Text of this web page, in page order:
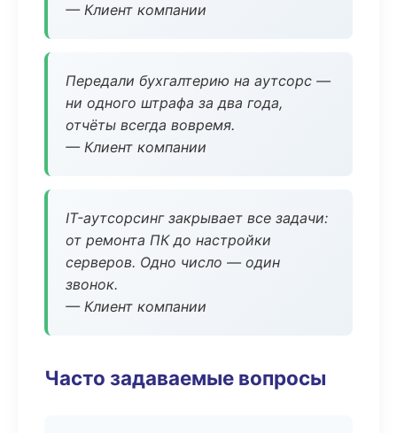
— Клиент компании
Передали бухгалтерию на аутсорс —
ни одного штрафа за два года,
отчёты всегда вовремя.
— Клиент компании
IT-аутсорсинг закрывает все задачи:
от ремонта ПК до настройки
серверов. Одно число — один
звонок.
— Клиент компании
Часто задаваемые вопросы